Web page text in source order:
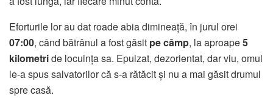
Eforturile lor au dat roade abia dimineață, în jurul orei
07:00, când bătrânul a fost găsit pe câmp, la aproape5
kilometride locuința sa. Epuizat, dezorientat, dar viu, omul
le-a spus salvatorilor că s-a rătăcit și nu a mai găsit drumul
spre casă.